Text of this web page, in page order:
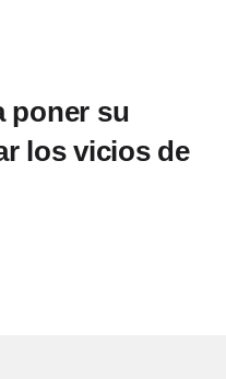
poner su
los vicios de